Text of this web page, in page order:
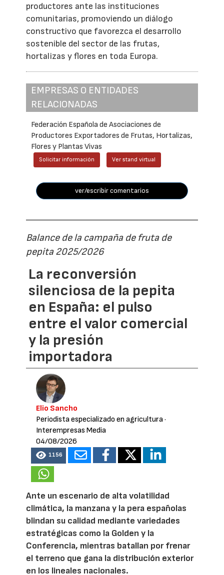
productores ante las instituciones
comunitarias, promoviendo un diálogo
constructivo que favorezca el desarrollo
sostenible del sector de las frutas,
hortalizas y flores en toda Europa.
EMPRESAS O ENTIDADES
RELACIONADAS
Federación Española de Asociaciones de
Productores Exportadores de Frutas, Hortalizas,
Flores y Plantas Vivas
Solicitar información Ver stand virtual
ver/escribir comentarios
Balance de la campaña de fruta de
pepita 2025/2026
La reconversión
silenciosa de la pepita
en España: el pulso
entre el valor comercial
y la presión
importadora
Elio Sancho
Periodista especializado en agricultura·
Interempresas Media
04/08/2026
1156
Ante un escenario de alta volatilidad
climática, la manzana y la pera españolas
blindan su calidad mediante variedades
estratégicas como la Golden y la
Conferencia, mientras batallan por frenar
el terreno que gana la distribución exterior
en los lineales nacionales.